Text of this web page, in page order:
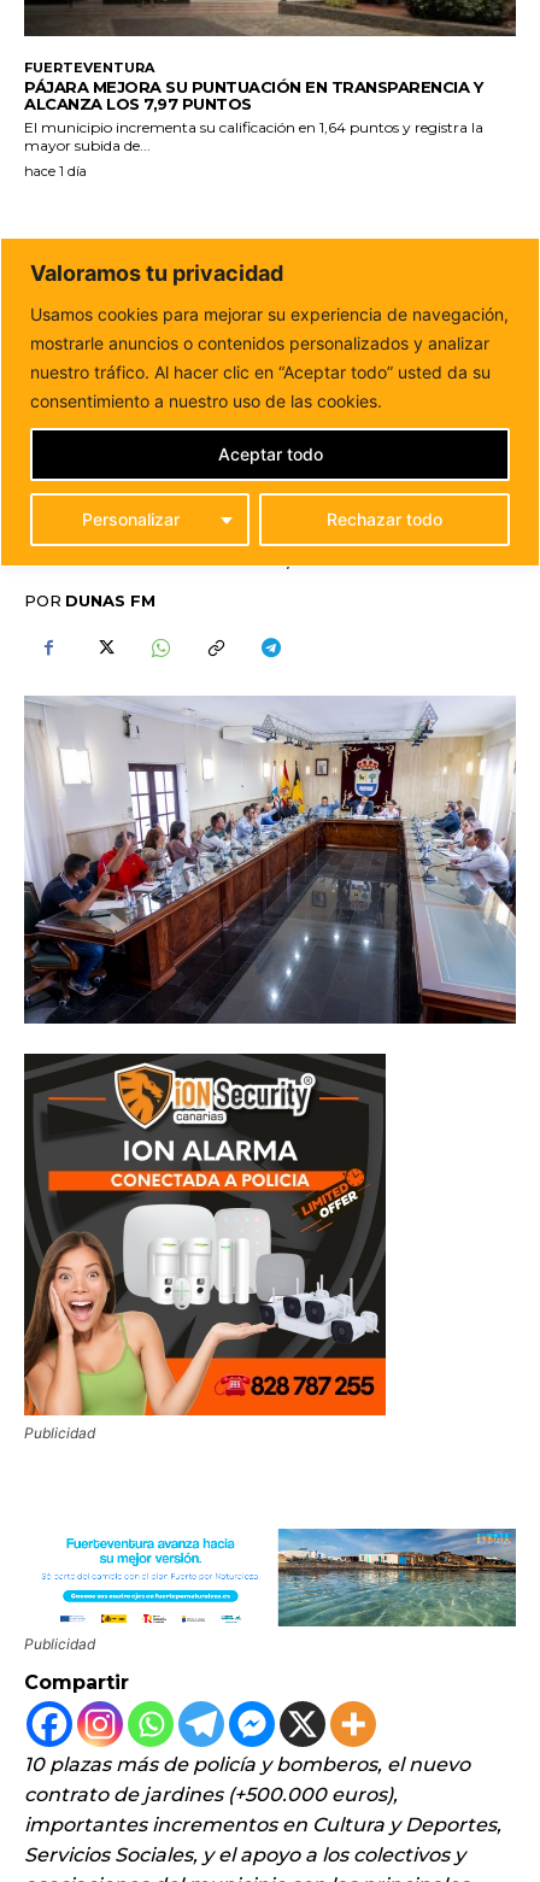
FUERTEVENTURA
PÁJARA MEJORA SU PUNTUACIÓN EN TRANSPARENCIA Y
ALCANZA LOS 7,97 PUNTOS
El municipio incrementa su calificación en 1,64 puntos y registra la
mayor subida de...
hace 1 día